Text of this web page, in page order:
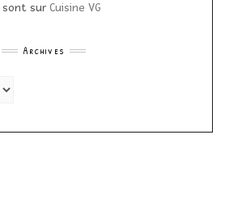
sont sur Cuisine VG
Archives